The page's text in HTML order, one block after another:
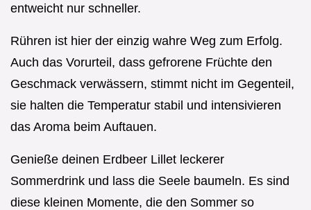
entweicht nur schneller.
Rühren ist hier der einzig wahre Weg zum Erfolg.
Auch das Vorurteil, dass gefrorene Früchte den
Geschmack verwässern, stimmt nicht im Gegenteil,
sie halten die Temperatur stabil und intensivieren
das Aroma beim Auftauen.
Genieße deinen Erdbeer Lillet leckerer
Sommerdrink und lass die Seele baumeln. Es sind
diese kleinen Momente, die den Sommer so